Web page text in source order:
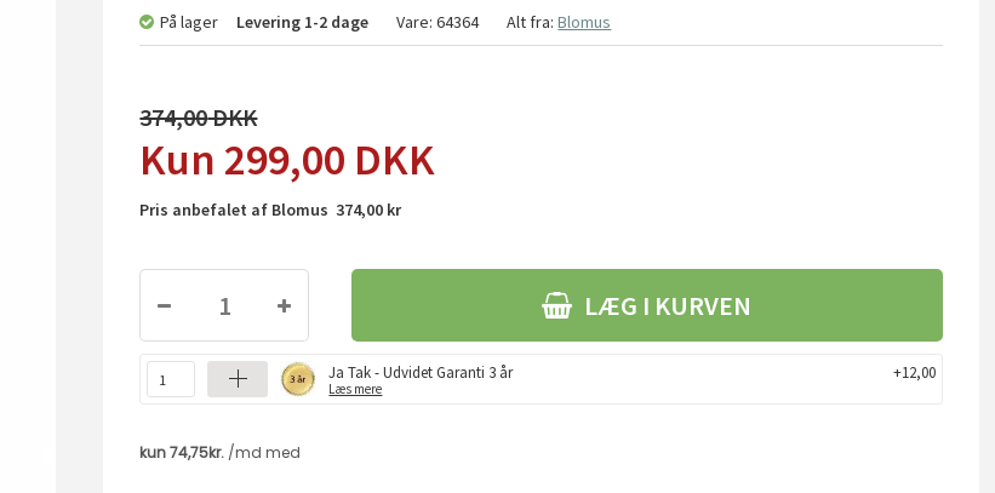
På lager Levering 1-2 dage Vare:64364 Alt fra:Blomus
374,00
299,00 DKK
Pris anbefalet af Blomus 374,00 kr
LÆG I KURVEN
Ja Tak - Udvidet Garanti 3 år
Læs mere
+12,00